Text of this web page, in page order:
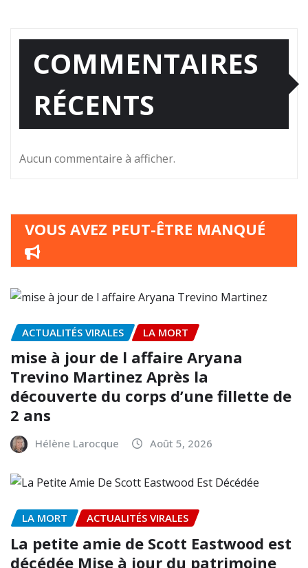
COMMENTAIRES
RÉCENTS
Aucun commentaire à afficher.
VOUS AVEZ PEUT-ÊTRE MANQUÉ
ACTUALITÉS VIRALES LA MORT
mise à jour de l affaire Aryana
Trevino Martinez Après la
découverte du corps d’une fillette de
2 ans
Hélène Larocque Août 5, 2026
LA MORT ACTUALITÉS VIRALES
La petite amie de Scott Eastwood est
décédée Mise à jour du patrimoine